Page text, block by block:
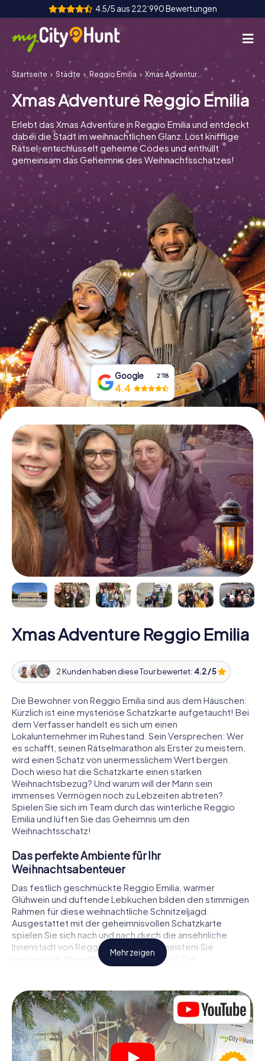
4.5/5 aus 222‘990 Bewertungen
So funktioniert's
Städte
Touren
Teamevent
Tickets
INT AT CH
DE
ES
UK
IT
NL
Tickets buchen
Gutscheine bestellen
Startseite Städte Reggio Emilia Xmas Adventure Reggio Emilia
Xmas Adventure Reggio Emilia
Erlebt das Xmas Adventure in Reggio Emilia und entdeckt
dabei die Stadt im weihnachtlichen Glanz. Löst knifflige
Rätsel, entschlüsselt geheime Codes und enthüllt
gemeinsam das Geheimnis des Weihnachtsschatzes!
Google 2‘118
4.4
Xmas Adventure Reggio Emilia
2 Kunden haben diese Tour bewertet: 4.2 / 5
Die Bewohner von Reggio Emilia sind aus dem Häuschen:
Kürzlich ist eine mysteriöse Schatzkarte aufgetaucht! Bei
dem Verfasser handelt es sich um einen
Lokalunternehmer im Ruhestand. Sein Versprechen: Wer
es schafft, seinen Rätselmarathon als Erster zu meistern,
wird einen Schatz von unermesslichem Wert bergen.
Doch wieso hat die Schatzkarte einen starken
Weihnachtsbezug? Und warum will der Mann sein
immenses Vermögen noch zu Lebzeiten abtreten?
Spielen Sie sich im Team durch das winterliche Reggio
Emilia und lüften Sie das Geheimnis um den
Weihnachtsschatz!
Das perfekte Ambiente für Ihr
Weihnachtsabenteuer
Das festlich geschmückte Reggio Emilia, warmer
Glühwein und duftende Lebkuchen bilden den stimmigen
Rahmen für diese weihnachtliche Schnitzeljagd.
Ausgestattet mit der geheimnisvollen Schatzkarte
spielen Sie sich nach und nach durch die ansehnliche
Innenstadt von Reggio Emilia. Dabei meistern Sie
gemeinsam abwechslungsreiche Rätsel. Die
Weihnachtsthematik zieht sich als roter Faden durch das
erfahren Sie faszinierende Anekdoten rund um das
nahende Weihnachtsfest. Wird es Ihnen gelingen, die
Hinweise richtig zu deuten und anderen Schatzsuchern
stets einen Schritt voraus zu sein?
Der Weihnachtsmarkt von Reggio Emilia als
Mehr zeigen